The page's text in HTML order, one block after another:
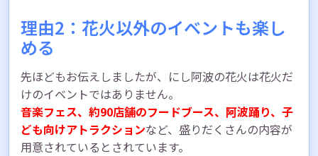
理由2：花火以外のイベントも楽し
める
先ほどもお伝えしましたが、にし阿波の花火は花火だ
けのイベントではありません。
音楽フェス、約90店舗のフードブース、阿波踊り、子
ども向けアトラクションなど、盛りだくさんの内容が
用意されているとされています。